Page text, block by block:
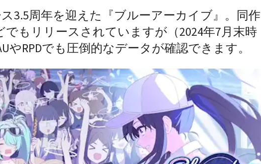
3.5周年を迎えた『ブルーアーカイブ』。同作
もリリースされていますが（2024年7月末時
やRPDでも圧倒的なデータが確認できます。